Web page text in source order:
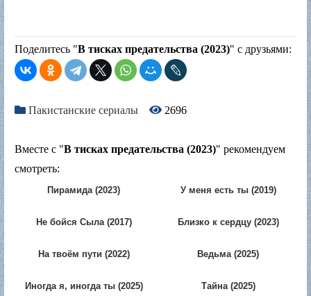
Поделитесь "В тисках предательства (2023)" с друзьями:
Пакистанские сериалы 2696
Вместе с "В тисках предательства (2023)" рекомендуем
смотреть:
Пирамида (2023) У меня есть ты (2019)
Не бойся Сыла (2017) Близко к сердцу (2023)
На твоём пути (2022) Ведьма (2025)
Иногда я, иногда ты (2025) Тайна (2025)